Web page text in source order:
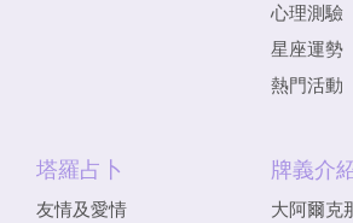
心理測驗
星座運勢
熱門活動
塔羅占卜
友情及愛情
牌義介
大阿爾克